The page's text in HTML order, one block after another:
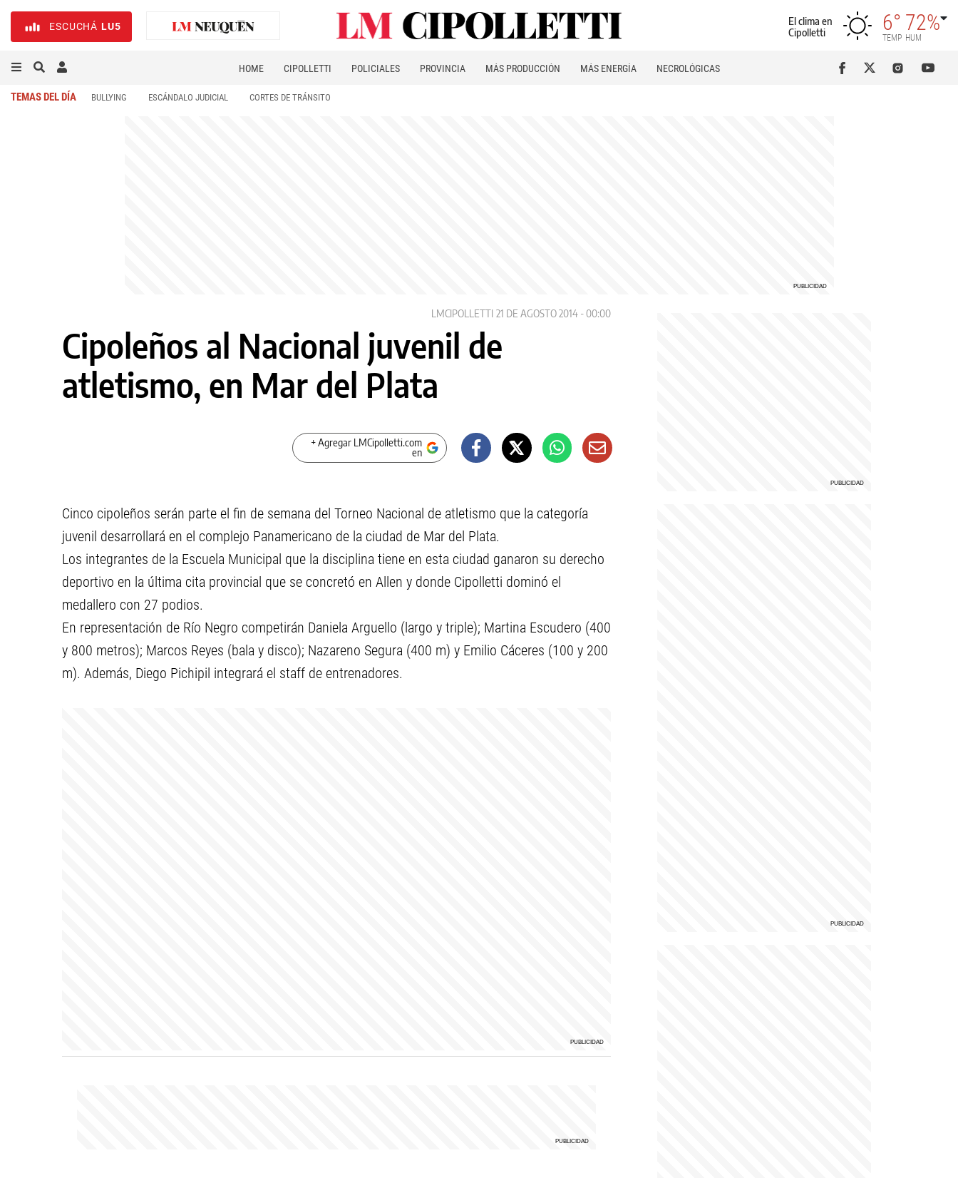
ESCUCHÁ LU5
El clima en
Cipolletti
6°
TEMP
72%
HUM
HOME CIPOLLETTI POLICIALES PROVINCIA MÁS PRODUCCIÓN MÁS ENERGÍA NECROLÓGICAS
TEMAS DEL DÍA BULLYING ESCÁNDALO JUDICIAL CORTES DE TRÁNSITO
LMCIPOLLETTI 21 DE AGOSTO 2014 - 00:00
Cipoleños al Nacional juvenil de
atletismo, en Mar del Plata
+ Agregar LMCipolletti.com
en
Cinco cipoleños serán parte el fin de semana del Torneo Nacional de atletismo que la categoría
juvenil desarrollará en el complejo Panamericano de la ciudad de Mar del Plata.
Los integrantes de la Escuela Municipal que la disciplina tiene en esta ciudad ganaron su derecho
deportivo en la última cita provincial que se concretó en Allen y donde Cipolletti dominó el
medallero con 27 podios.
En representación de Río Negro competirán Daniela Arguello (largo y triple); Martina Escudero (400
y 800 metros); Marcos Reyes (bala y disco); Nazareno Segura (400 m) y Emilio Cáceres (100 y 200
m). Además, Diego Pichipil integrará el staff de entrenadores.